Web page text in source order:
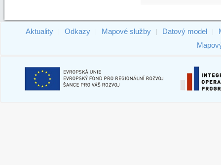
Aktuality Odkazy Mapové služby Datový model